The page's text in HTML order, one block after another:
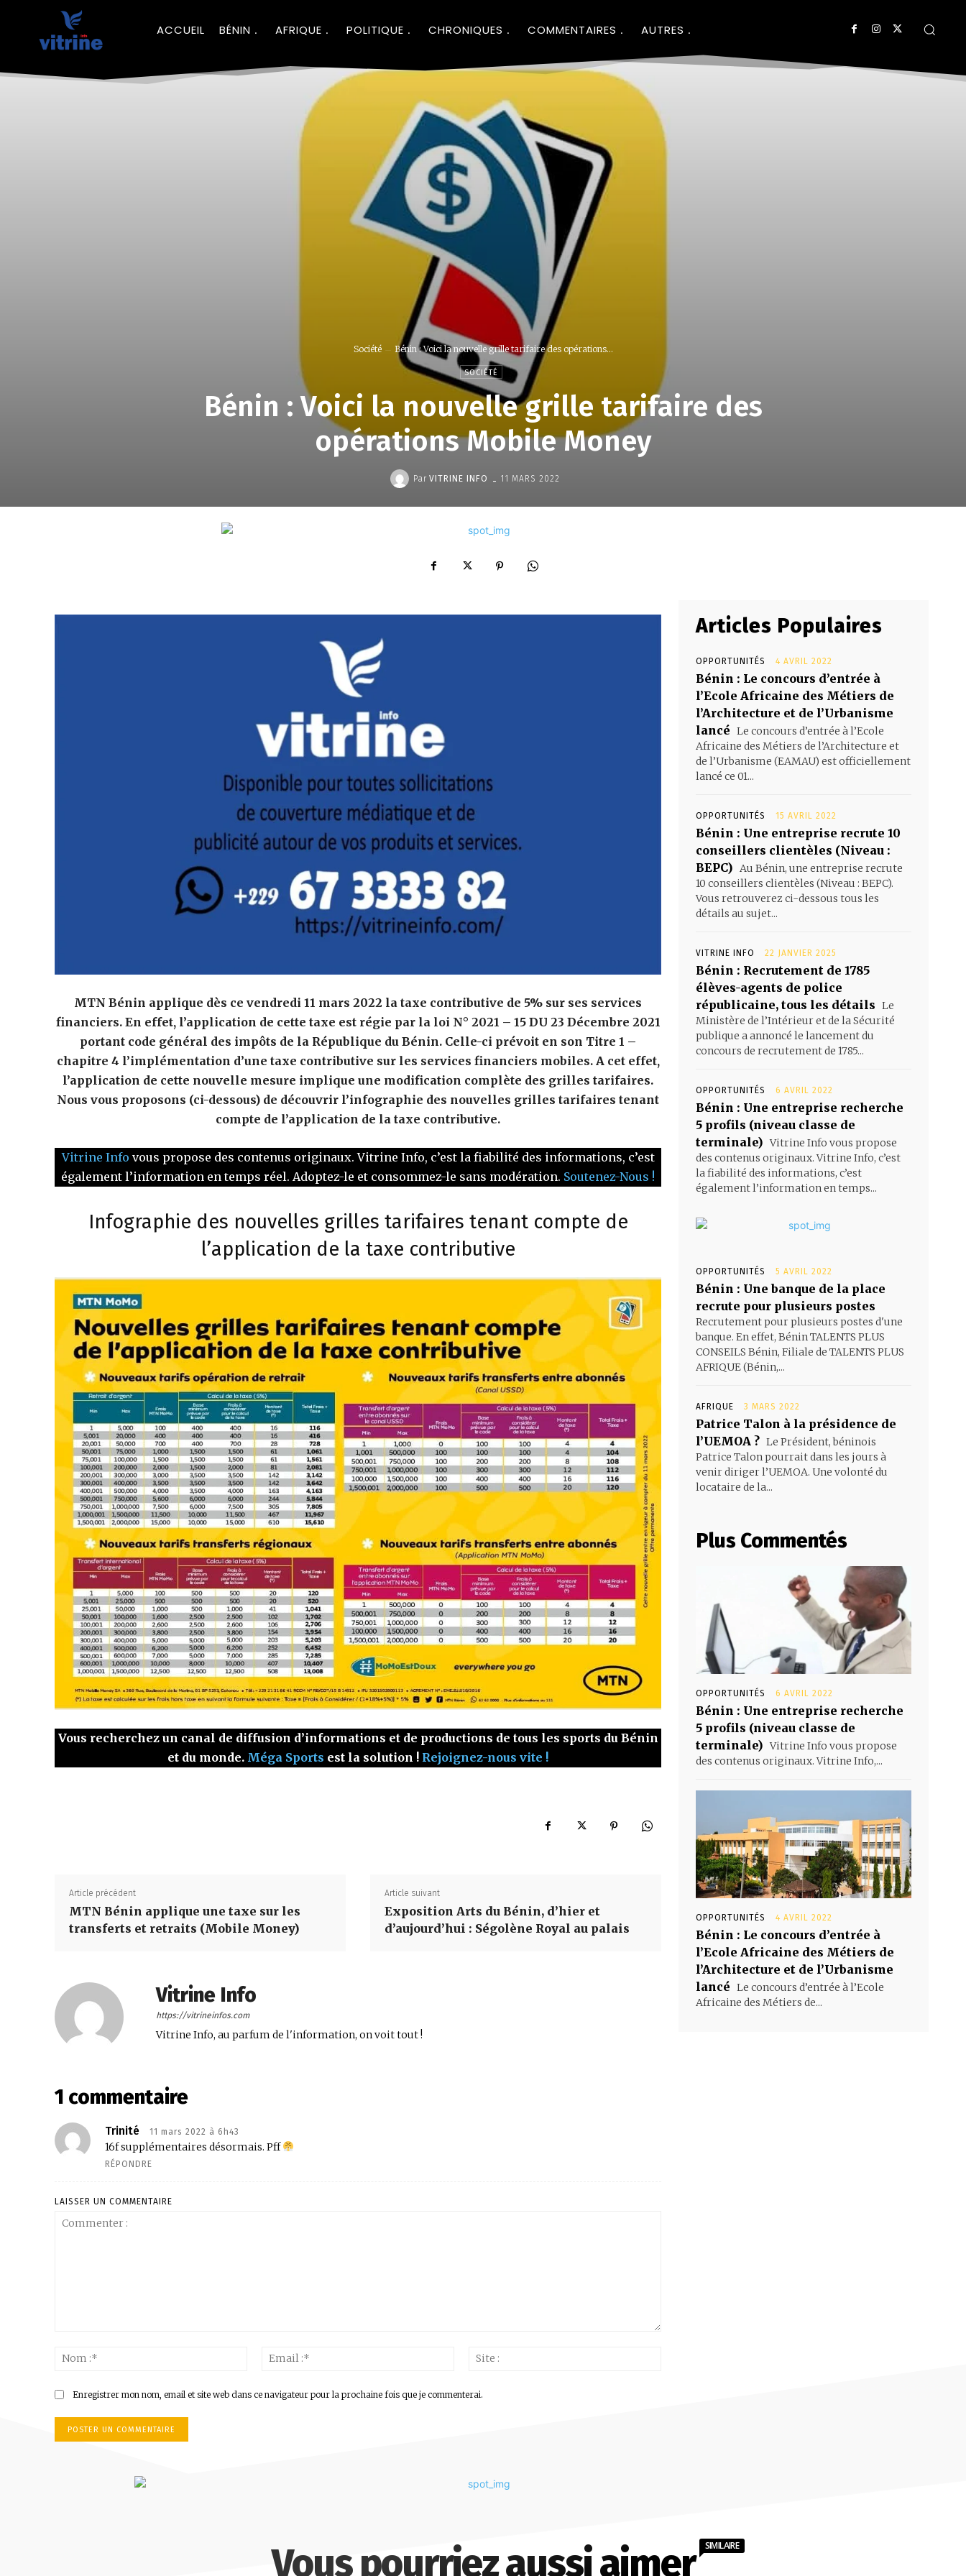
ACCUEIL BÉNIN AFRIQUE POLITIQUE CHRONIQUES COMMENTAIRES AUTRES
Société Bénin : Voici la nouvelle grille tarifaire des opérations...
SOCIÉTÉ
Bénin : Voici la nouvelle grille tarifaire des
opérations Mobile Money
Par VITRINE INFO - 11 MARS 2022
MTN Bénin applique dès ce vendredi 11 mars 2022 la taxe contributive de 5% sur ses services
financiers. En effet, l’application de cette taxe est régie par la loi N° 2021 – 15 DU 23 Décembre 2021
portant code général des impôts de la République du Bénin. Celle-ci prévoit en son Titre 1 –
chapitre 4 l’implémentation d’une taxe contributive sur les services financiers mobiles. A cet effet,
l’application de cette nouvelle mesure implique une modification complète des grilles tarifaires.
Nous vous proposons (ci-dessous) de découvrir l’infographie des nouvelles grilles tarifaires tenant
compte de l’application de la taxe contributive.
Vitrine Info vous propose des contenus originaux. Vitrine Info, c’est la fiabilité des informations, c’est
également l’information en temps réel. Adoptez-le et consommez-le sans modération. Soutenez-Nous !
Infographie des nouvelles grilles tarifaires tenant compte de
l’application de la taxe contributive
Vous recherchez un canal de diffusion d’informations et de productions de tous les sports du Bénin
et du monde. Méga Sports est la solution ! Rejoignez-nous vite !
Article précédent
MTN Bénin applique une taxe sur les
transferts et retraits (Mobile Money)
Article suivant
Exposition Arts du Bénin, d’hier et
d’aujourd’hui : Ségolène Royal au palais
Vitrine Info
https://vitrineinfos.com
Vitrine Info, au parfum de l'information, on voit tout !
1 commentaire
Trinité 11 mars 2022 à 6h43
16f supplémentaires désormais. Pff
RÉPONDRE
LAISSER UN COMMENTAIRE
Email
Enregistrer mon nom, email et site web dans ce navigateur pour la prochaine fois que je commenterai.
Articles Populaires
OPPORTUNITÉS 4 AVRIL 2022
Bénin : Le concours d’entrée à
l’Ecole Africaine des Métiers de
l’Architecture et de l’Urbanisme
lancé Le concours d’entrée à l’Ecole
Africaine des Métiers de l’Architecture et
de l’Urbanisme (EAMAU) est officiellement
lancé ce 01...
OPPORTUNITÉS 15 AVRIL 2022
Bénin : Une entreprise recrute 10
conseillers clientèles (Niveau :
BEPC) Au Bénin, une entreprise recrute
10 conseillers clientèles (Niveau : BEPC).
Vous retrouverez ci-dessous tous les
détails au sujet...
VITRINE INFO 22 JANVIER 2025
Bénin : Recrutement de 1785
élèves-agents de police
républicaine, tous les détails Le
Ministère de l’Intérieur et de la Sécurité
publique a annoncé le lancement du
concours de recrutement de 1785...
OPPORTUNITÉS 6 AVRIL 2022
Bénin : Une entreprise recherche
5 profils (niveau classe de
terminale) Vitrine Info vous propose
des contenus originaux. Vitrine Info, c’est
la fiabilité des informations, c’est
également l’information en temps...
OPPORTUNITÉS 5 AVRIL 2022
Bénin : Une banque de la place
recrute pour plusieurs postes
Recrutement pour plusieurs postes d'une
banque. En effet, Bénin TALENTS PLUS
CONSEILS Bénin, Filiale de TALENTS PLUS
AFRIQUE (Bénin,...
AFRIQUE 3 MARS 2022
Patrice Talon à la présidence de
l’UEMOA ? Le Président, béninois
Patrice Talon pourrait dans les jours à
venir diriger l’UEMOA. Une volonté du
locataire de la...
Plus Commentés
OPPORTUNITÉS 6 AVRIL 2022
Bénin : Une entreprise recherche
5 profils (niveau classe de
terminale) Vitrine Info vous propose
des contenus originaux. Vitrine Info,...
OPPORTUNITÉS 4 AVRIL 2022
Bénin : Le concours d’entrée à
l’Ecole Africaine des Métiers de
l’Architecture et de l’Urbanisme
lancé Le concours d’entrée à l’Ecole
Africaine des Métiers de...
Vous pourriez aussi aimer SIMILAIRE